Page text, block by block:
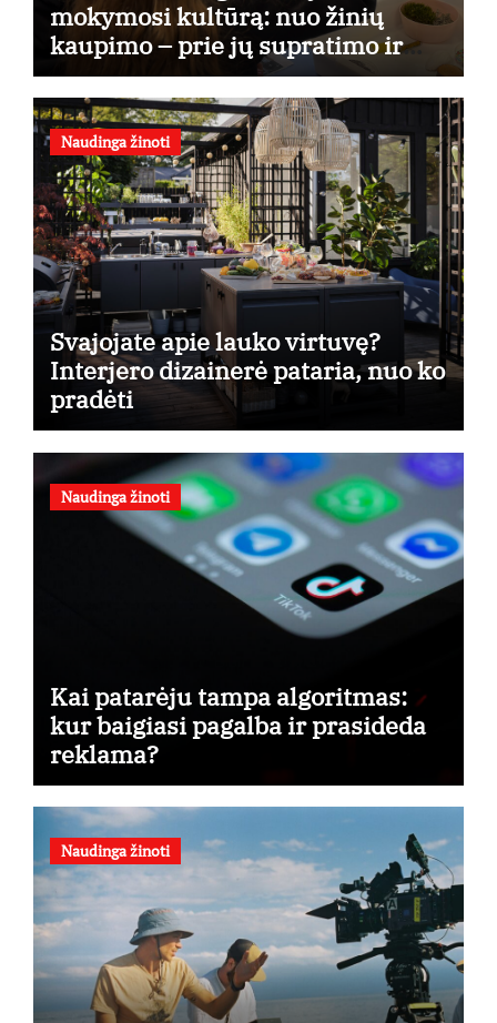
mokymosi kultūrą: nuo žinių
kaupimo – prie jų supratimo ir
taikymo
Naudinga žinoti
Svajojate apie lauko virtuvę?
Interjero dizainerė pataria, nuo ko
pradėti
Naudinga žinoti
Kai patarėju tampa algoritmas:
kur baigiasi pagalba ir prasideda
reklama?
Naudinga žinoti